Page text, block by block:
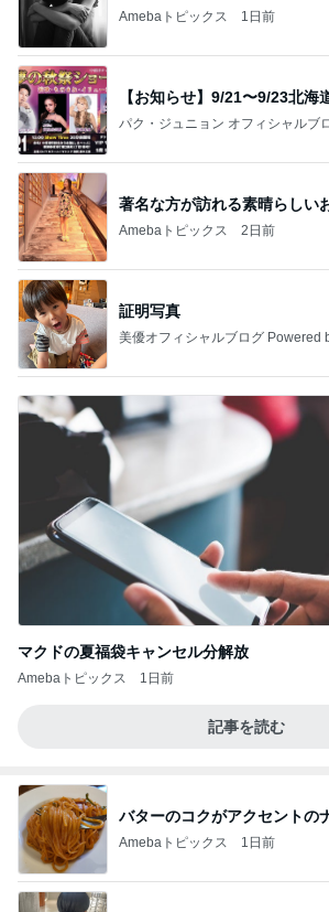
Amebaトピックス 1日前
【お知らせ】9/21〜9/23北海
パク・ジュニョン オフィシャルブ
著名な方が訪れる素晴らしい
Amebaトピックス 2日前
証明写真
美優オフィシャルブログ Powered
マクドの夏福袋キャンセル分解放
Amebaトピックス 1日前
記事を読む
バターのコクがアクセントの
Amebaトピックス 1日前